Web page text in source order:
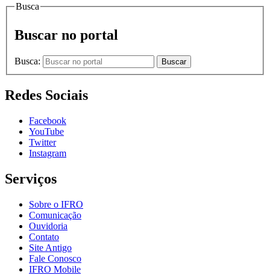
Busca
Buscar no portal
Busca: Buscar
Redes Sociais
Facebook
YouTube
Twitter
Instagram
Serviços
Sobre o IFRO
Comunicação
Ouvidoria
Contato
Site Antigo
Fale Conosco
IFRO Mobile